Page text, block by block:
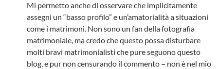
Mi permetto anche di osservare che implicitamente
assegni un “basso profilo” e un’amatorialità a situazioni
come i matrimoni. Non sono un fan della fotografia
matrimoniale, ma credo che questo possa disturbare
molti bravi matrimonialisti che pure seguono questo
blog, e pur non censurando il commento – non è nel mio